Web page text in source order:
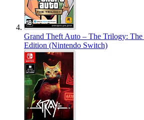
Grand Theft Auto – The Trilogy:
Edition (Nintendo Switch)